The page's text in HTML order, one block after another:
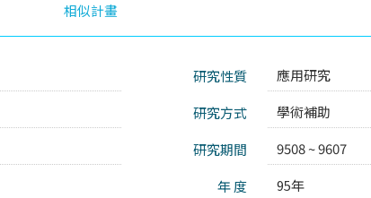
相似計畫
研究性質
應用研究
研究方式
學術補助
研究期間
9508 ~ 9607
年 度
95年